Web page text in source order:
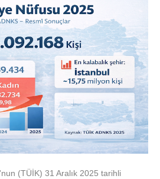
(TÜİK) 31 Aralık 2025 tarihli